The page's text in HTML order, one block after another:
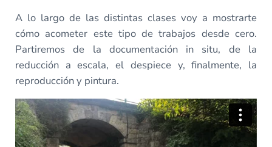
A lo largo de las distintas clases voy a mostrarte
cómo acometer este tipo de trabajos desde cero.
Partiremos de la documentación in situ, de la
reducción a escala, el despiece y, finalmente, la
reproducción y pintura.